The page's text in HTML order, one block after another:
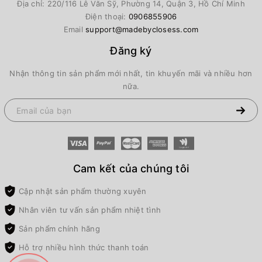
Địa chỉ: 220/116 Lê Văn Sỹ, Phường 14, Quận 3, Hồ Chí Minh
Điện thoại: 0906855906
Emailsupport@madebyclosess.com
Đăng ký
Nhận thông tin sản phẩm mới nhất, tin khuyến mãi và nhiều hơn
nữa.
Cam kết của chúng tôi
Cập nhật sản phẩm thường xuyên
Nhân viên tư vấn sản phẩm nhiệt tình
Sản phẩm chính hãng
Hỗ trợ nhiều hình thức thanh toán